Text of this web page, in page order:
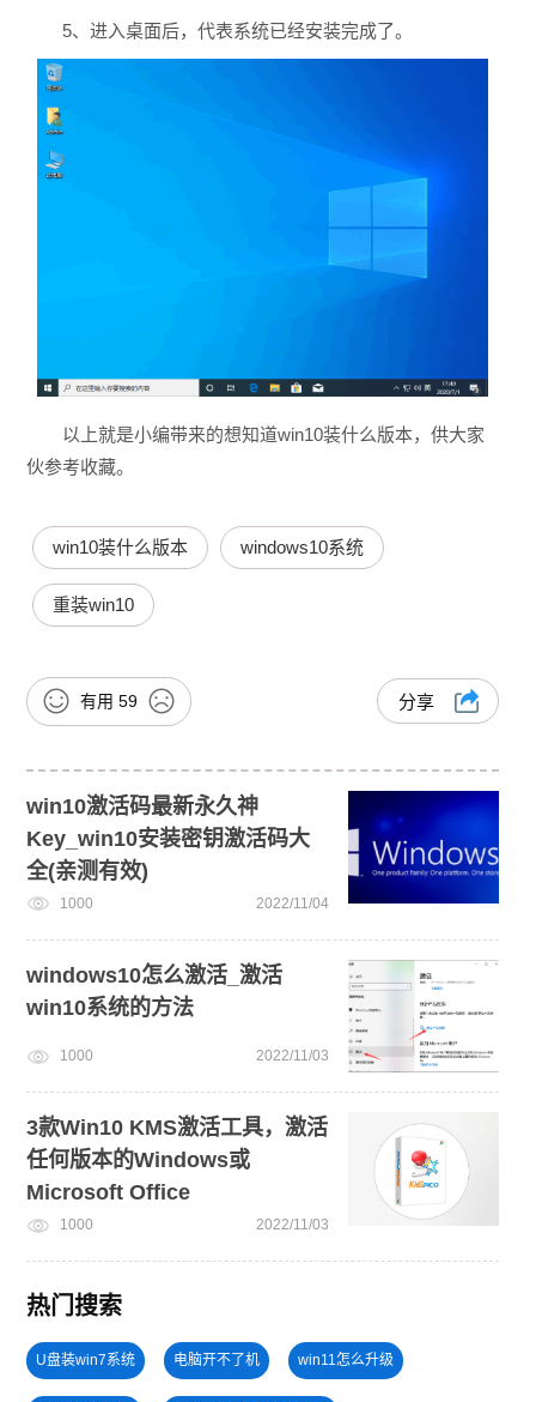
5、进入桌面后，代表系统已经安装完成了。
以上就是小编带来的想知道win10装什么版本，供大家
伙参考收藏。
win10装什么版本 windows10系统
重装win10
有用 59 分享
win10激活码最新永久神
Key_win10安装密钥激活码大
全(亲测有效)
1000 2022/11/04
windows10怎么激活_激活
win10系统的方法
1000 2022/11/03
3款Win10 KMS激活工具，激活
任何版本的Windows或
Microsoft Office
1000 2022/11/03
热门搜索
U盘装win7系统 电脑开不了机 win11怎么升级